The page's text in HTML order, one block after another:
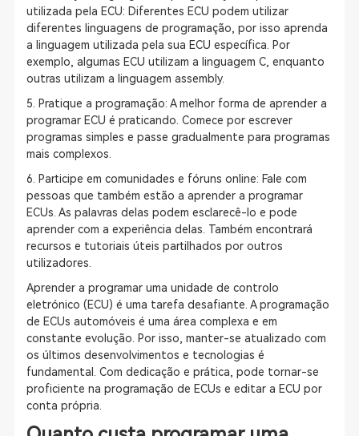
utilizada pela ECU: Diferentes ECU podem utilizar
diferentes linguagens de programação, por isso aprenda
a linguagem utilizada pela sua ECU específica. Por
exemplo, algumas ECU utilizam a linguagem C, enquanto
outras utilizam a linguagem assembly.
5. Pratique a programação: A melhor forma de aprender a
programar ECU é praticando. Comece por escrever
programas simples e passe gradualmente para programas
mais complexos.
6. Participe em comunidades e fóruns online: Fale com
pessoas que também estão a aprender a programar
ECUs. As palavras delas podem esclarecê-lo e pode
aprender com a experiência delas. Também encontrará
recursos e tutoriais úteis partilhados por outros
utilizadores.
Aprender a programar uma unidade de controlo
eletrónico (ECU) é uma tarefa desafiante. A programação
de ECUs automóveis é uma área complexa e em
constante evolução. Por isso, manter-se atualizado com
os últimos desenvolvimentos e tecnologias é
fundamental. Com dedicação e prática, pode tornar-se
proficiente na programação de ECUs e editar a ECU por
conta própria.